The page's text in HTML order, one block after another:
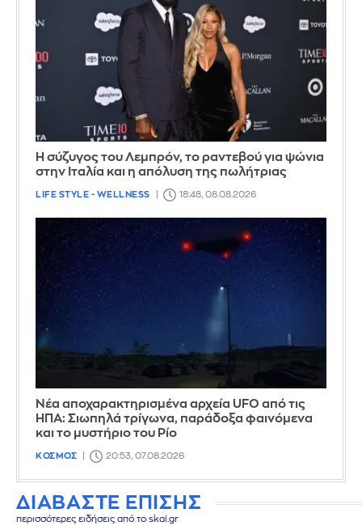
Η σύζυγος του Λεμπρόν, το ραντεβού για ψώνια
στην Ιταλία και η απόλυση της πωλήτριας
LIFE STYLE - WELLNESS 18:48, 08.08.2026
Νέα αποχαρακτηρισμένα αρχεία UFO από τις
ΗΠΑ: Σιωπηλά τρίγωνα, παράδοξα φαινόμενα
και το μυστήριο του Ρίο
ΚΟΣΜΟΣ 20:53, 07.08.2026
ΔΙΑΒΑΣΤΕ ΕΠΙΣΗΣ
περισσότερες ειδήσεις από το skai.gr